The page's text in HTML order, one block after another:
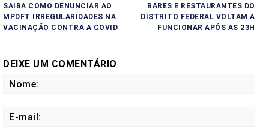
SAIBA COMO DENUNCIAR AO
MPDFT IRREGULARIDADES NA
VACINAÇÃO CONTRA A COVID
BARES E RESTAURANTES DO
DISTRITO FEDERAL VOLTAM A
FUNCIONAR APÓS AS 23H
DEIXE UM COMENTÁRIO